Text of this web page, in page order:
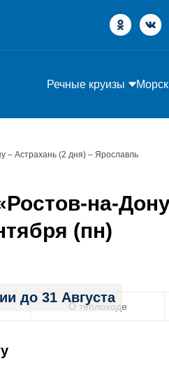
Речные круизы
– Астрахань (2 дня) – Ярославль
на-
(пн)
до 31 Августа
О теплоходе